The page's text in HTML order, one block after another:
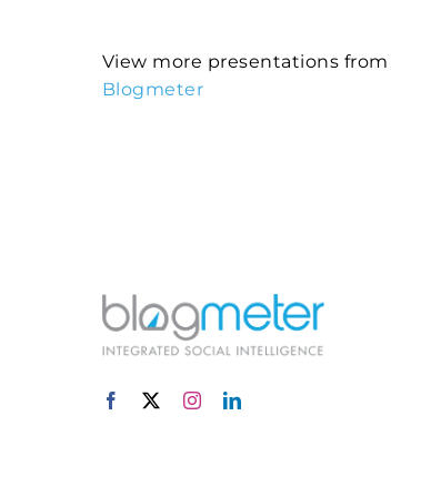
View more presentations from
Blogmeter